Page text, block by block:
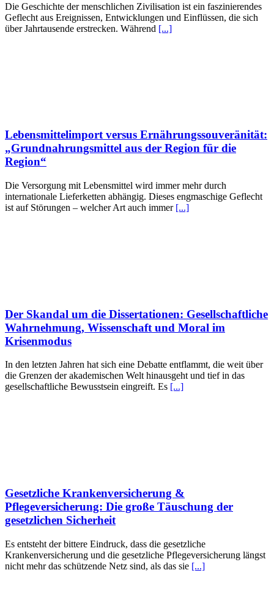
Die Geschichte der menschlichen Zivilisation ist ein faszinierendes
Geflecht aus Ereignissen, Entwicklungen und Einflüssen, die sich
über Jahrtausende erstrecken. Während [...]
Lebensmittelimport versus Ernährungssouveränität:
„Grundnahrungsmittel aus der Region für die
Region“
Die Versorgung mit Lebensmittel wird immer mehr durch
internationale Lieferketten abhängig. Dieses engmaschige Geflecht
ist auf Störungen – welcher Art auch immer [...]
Der Skandal um die Dissertationen: Gesellschaftliche
Wahrnehmung, Wissenschaft und Moral im
Krisenmodus
In den letzten Jahren hat sich eine Debatte entflammt, die weit über
die Grenzen der akademischen Welt hinausgeht und tief in das
gesellschaftliche Bewusstsein eingreift. Es [...]
Gesetzliche Krankenversicherung &
Pflegeversicherung: Die große Täuschung der
gesetzlichen Sicherheit
Es entsteht der bittere Eindruck, dass die gesetzliche
Krankenversicherung und die gesetzliche Pflegeversicherung längst
nicht mehr das schützende Netz sind, als das sie [...]